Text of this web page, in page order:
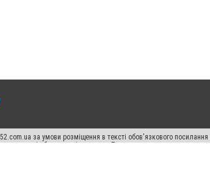
за умови розміщення в тексті обов'язкового
в тексті або в якості джерела. Порушення виняткових прав